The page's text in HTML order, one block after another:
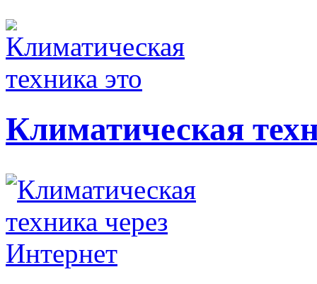
Климатическая